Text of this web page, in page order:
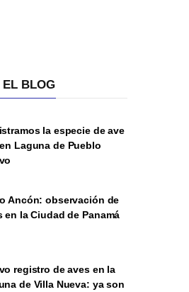
EL BLOG
la especie de ave
Laguna de Pueblo
Ancón: observación de
en la Ciudad de Panamá
registro de aves en la
de Villa Nueva: ya son